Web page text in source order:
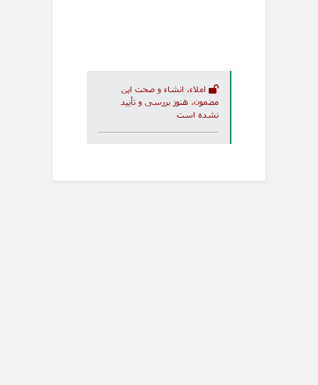
املاء، انشاء و صحت این
مضمون، هنوز بررسی و تأیید
نشده است